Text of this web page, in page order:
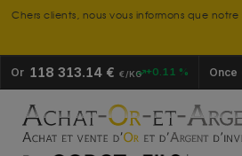
Chers clients, nous vous informons que
Or 118 313.14 € €/KG +0.11 % Once